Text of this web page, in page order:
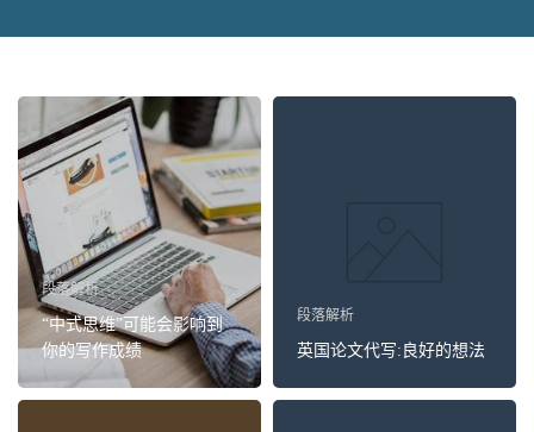
段落解析
“中式思维”可能会影响到
你的写作成绩
段落解析
英国论文代写:良好的想法